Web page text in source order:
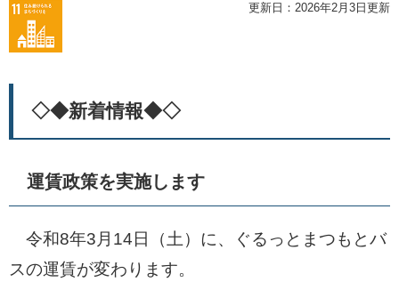
更新日：2026年2月3日更新
◇◆新着情報◆◇
運賃政策を実施します
令和8年3月14日（土）に、ぐるっとまつもとバ
スの運賃が変わります。